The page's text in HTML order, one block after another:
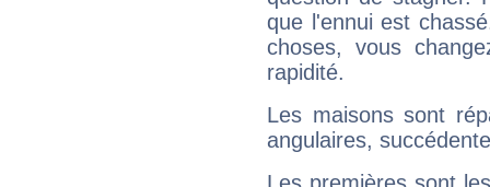
que l'ennui est
choses, vous
rapidité.
Les maisons sont
angulaires,